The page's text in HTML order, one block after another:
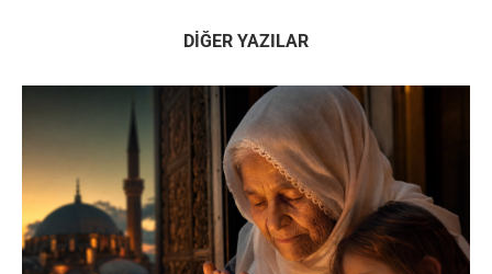
DIĞER YAZILAR